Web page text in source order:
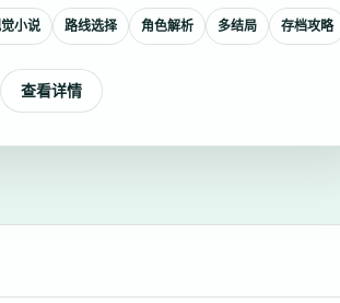
小说 路线选择 角色解析 多结局 存档攻略
查看详情